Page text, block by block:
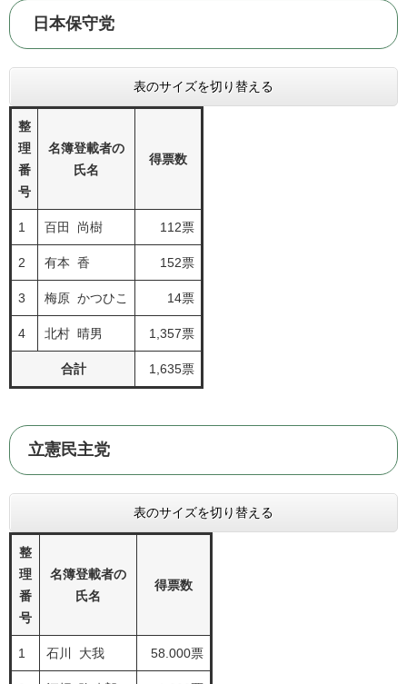
日本保守党
表のサイズを切り替える
整
理
番
号
名簿登載者の
氏名
得票数
1 百田 尚樹 112票
2 有本 香 152票
3 梅原 かつひこ 14票
4 北村 晴男 1,357票
合計 1,635票
立憲民主党
表のサイズを切り替える
整
理
番
号
名簿登載者の
氏名
得票数
1 石川 大我 58.000票